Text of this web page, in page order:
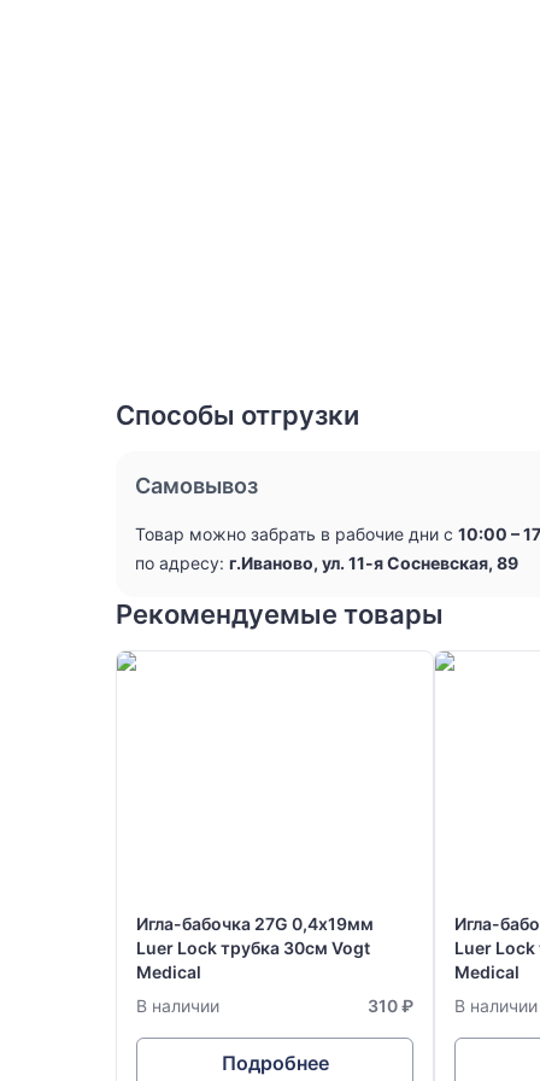
Способы отгрузки
Самовывоз
Товар можно забрать в рабочие дни с 10:00 –
по адресу: г.Иваново, ул. 11-я Сосневская, 89
Рекомендуемые товары
Игла-бабочка 27G 0,4х19мм
Luer Lock трубка 30см Vogt
Medical
В наличии
310 ₽
Подробнее
Игла-
Luer
Medical
В наличии